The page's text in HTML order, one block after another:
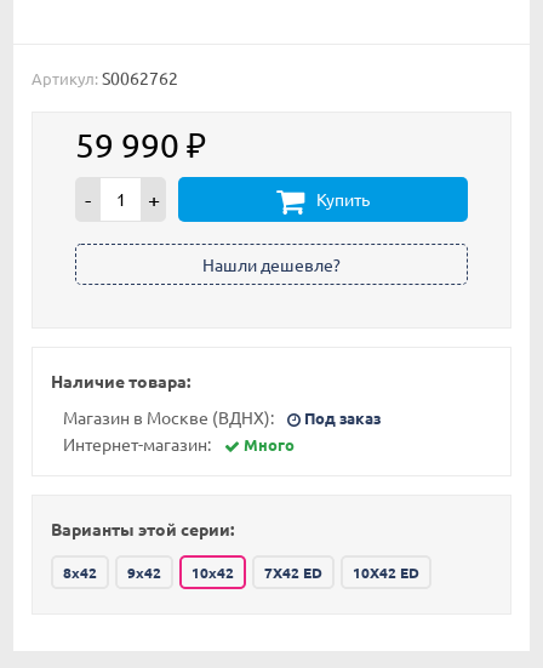
Артикул: S0062762
59 990 ₽
- + Купить
Наличие товара:
Магазин в Москве (ВДНХ):
Под заказ
Интернет-магазин: Много
Варианты этой серии:
8x42 9x42 10x42 7X42 ED 10X42 ED